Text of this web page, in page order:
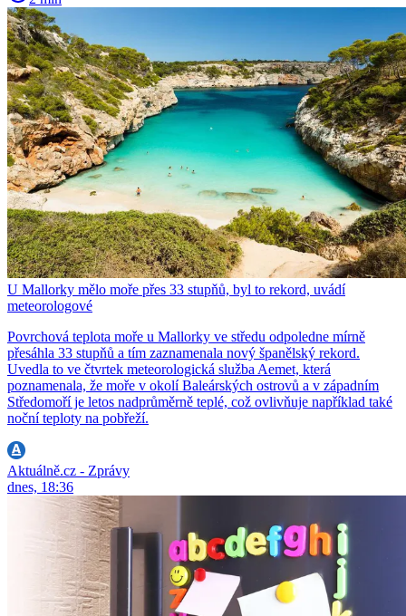
U Mallorky mělo moře přes 33 stupňů, byl to rekord, uvádí
meteorologové
Povrchová teplota moře u Mallorky ve středu odpoledne mírně
přesáhla 33 stupňů a tím zaznamenala nový španělský rekord.
Uvedla to ve čtvrtek meteorologická služba Aemet, která
poznamenala, že moře v okolí Baleárských ostrovů a v západním
Středomoří je letos nadprůměrně teplé, což ovlivňuje například také
noční teploty na pobřeží.
Aktuálně.cz - Zprávy
dnes, 18:36